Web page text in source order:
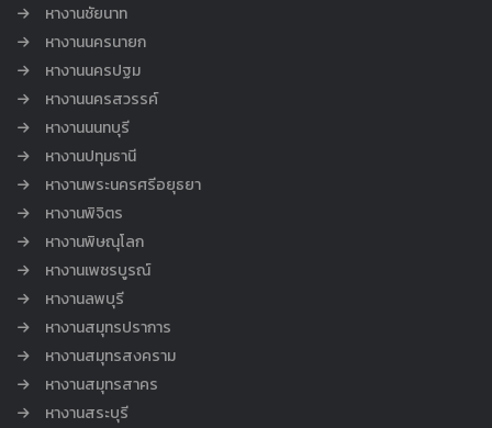
หางานชัยนาท
หางานนครนายก
หางานนครปฐม
หางานนครสวรรค์
หางานนนทบุรี
หางานปทุมธานี
หางานพระนครศรีอยุธยา
หางานพิจิตร
หางานพิษณุโลก
หางานเพชรบูรณ์
หางานลพบุรี
หางานสมุทรปราการ
หางานสมุทรสงคราม
หางานสมุทรสาคร
หางานสระบุรี